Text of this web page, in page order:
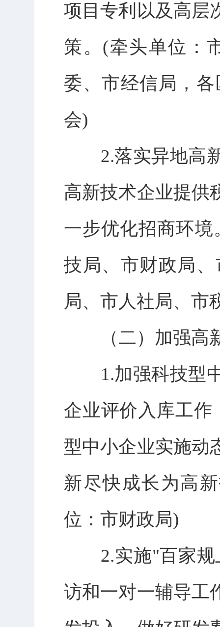
项目专利以及高层
策。(牵头单位：
委、市经信局，
会)
2.落实异地高新
高新技术企业提供
一步优化招商环
技局、市财政局
局、市人社局、市
（二）加强高
1.加强科技型中
企业评价入库工作
型中小企业实施动
新尽快成长为高
位：市财政局)
2.实施"百家规
访和一对一辅导工